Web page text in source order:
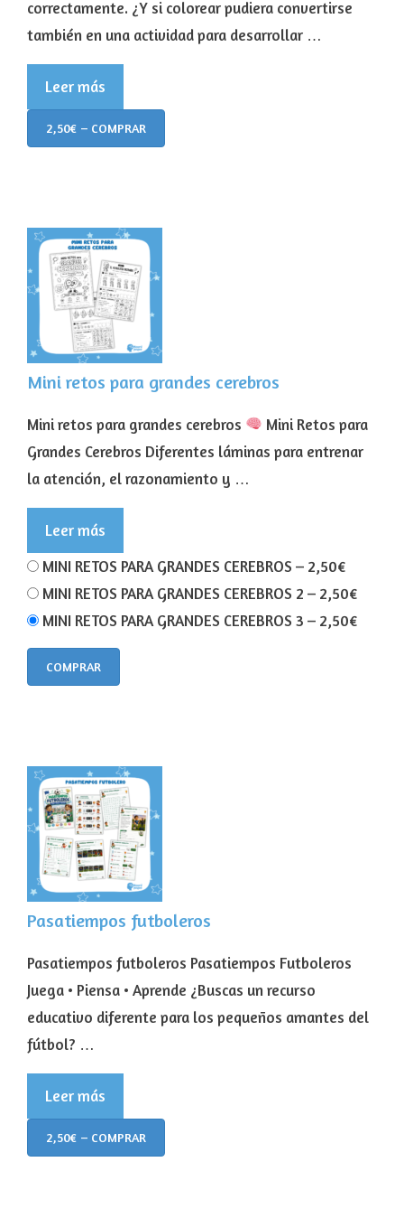
correctamente. ¿Y si colorear pudiera convertirse
también en una actividad para desarrollar …
Leer más
2,50€ – COMPRAR
Mini retos para grandes cerebros
Mini retos para grandes cerebros
Mini Retos para
Grandes Cerebros Diferentes láminas para entrenar
la atención, el razonamiento y …
Leer más
MINI RETOS PARA GRANDES CEREBROS – 2,50€
MINI RETOS PARA GRANDES CEREBROS 2 – 2,50€
MINI RETOS PARA GRANDES CEREBROS 3 – 2,50€
COMPRAR
Pasatiempos futboleros
Pasatiempos futboleros Pasatiempos Futboleros
Juega • Piensa • Aprende ¿Buscas un recurso
educativo diferente para los pequeños amantes del
fútbol? …
Leer más
2,50€ – COMPRAR